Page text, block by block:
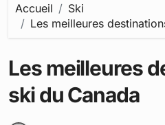
Accueil
Ski
Les meilleures
Les meilleures
ski du Canada